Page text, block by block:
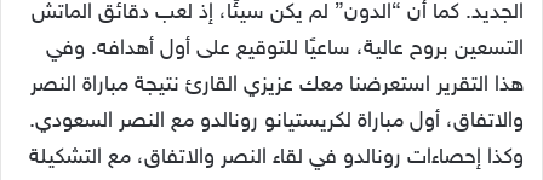
الجديد. كما أن “الدون” لم يكن سيئًا، إذ لعب دقائق الماتش
التسعين بروح عالية، ساعيًا للتوقيع على أول أهدافه. وفي
هذا التقرير استعرضنا معك عزيزي القارئ نتيجة مباراة النصر
والاتفاق، أول مباراة لكريستيانو رونالدو مع النصر السعودي.
وكذا إحصاءات رونالدو في لقاء النصر والاتفاق، مع التشكيلة